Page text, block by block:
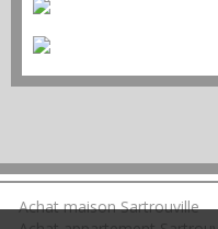
Achat maison Sartrouville